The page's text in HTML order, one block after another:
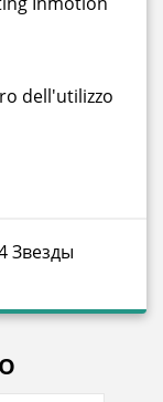
dell'utilizzo